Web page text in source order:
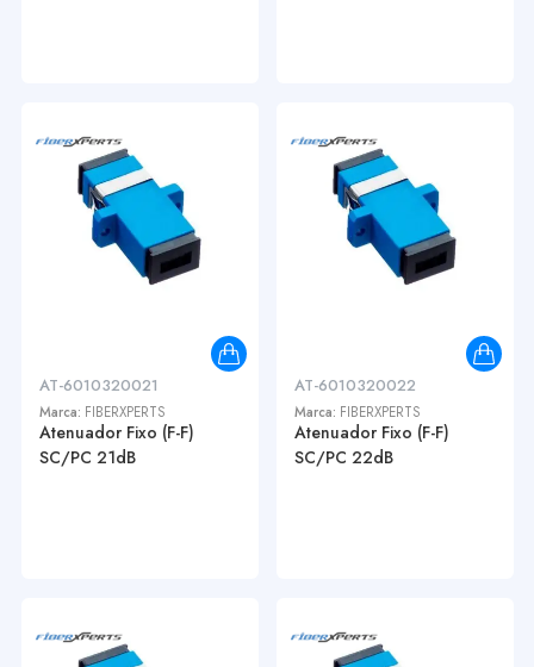
AT-6010320021
Marca: FIBERXPERTS
Atenuador Fixo (F-F)
SC/PC 21dB
AT-6010320022
Marca: FIBERXPERTS
Atenuador Fixo (F-F)
SC/PC 22dB